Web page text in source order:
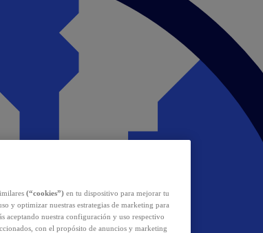
(“cookies”) en tu dispositivo para mejorar tu
y optimizar nuestras estrategias de marketing para
aceptando nuestra configuración y uso respectivo
con el propósito de anuncios y marketing